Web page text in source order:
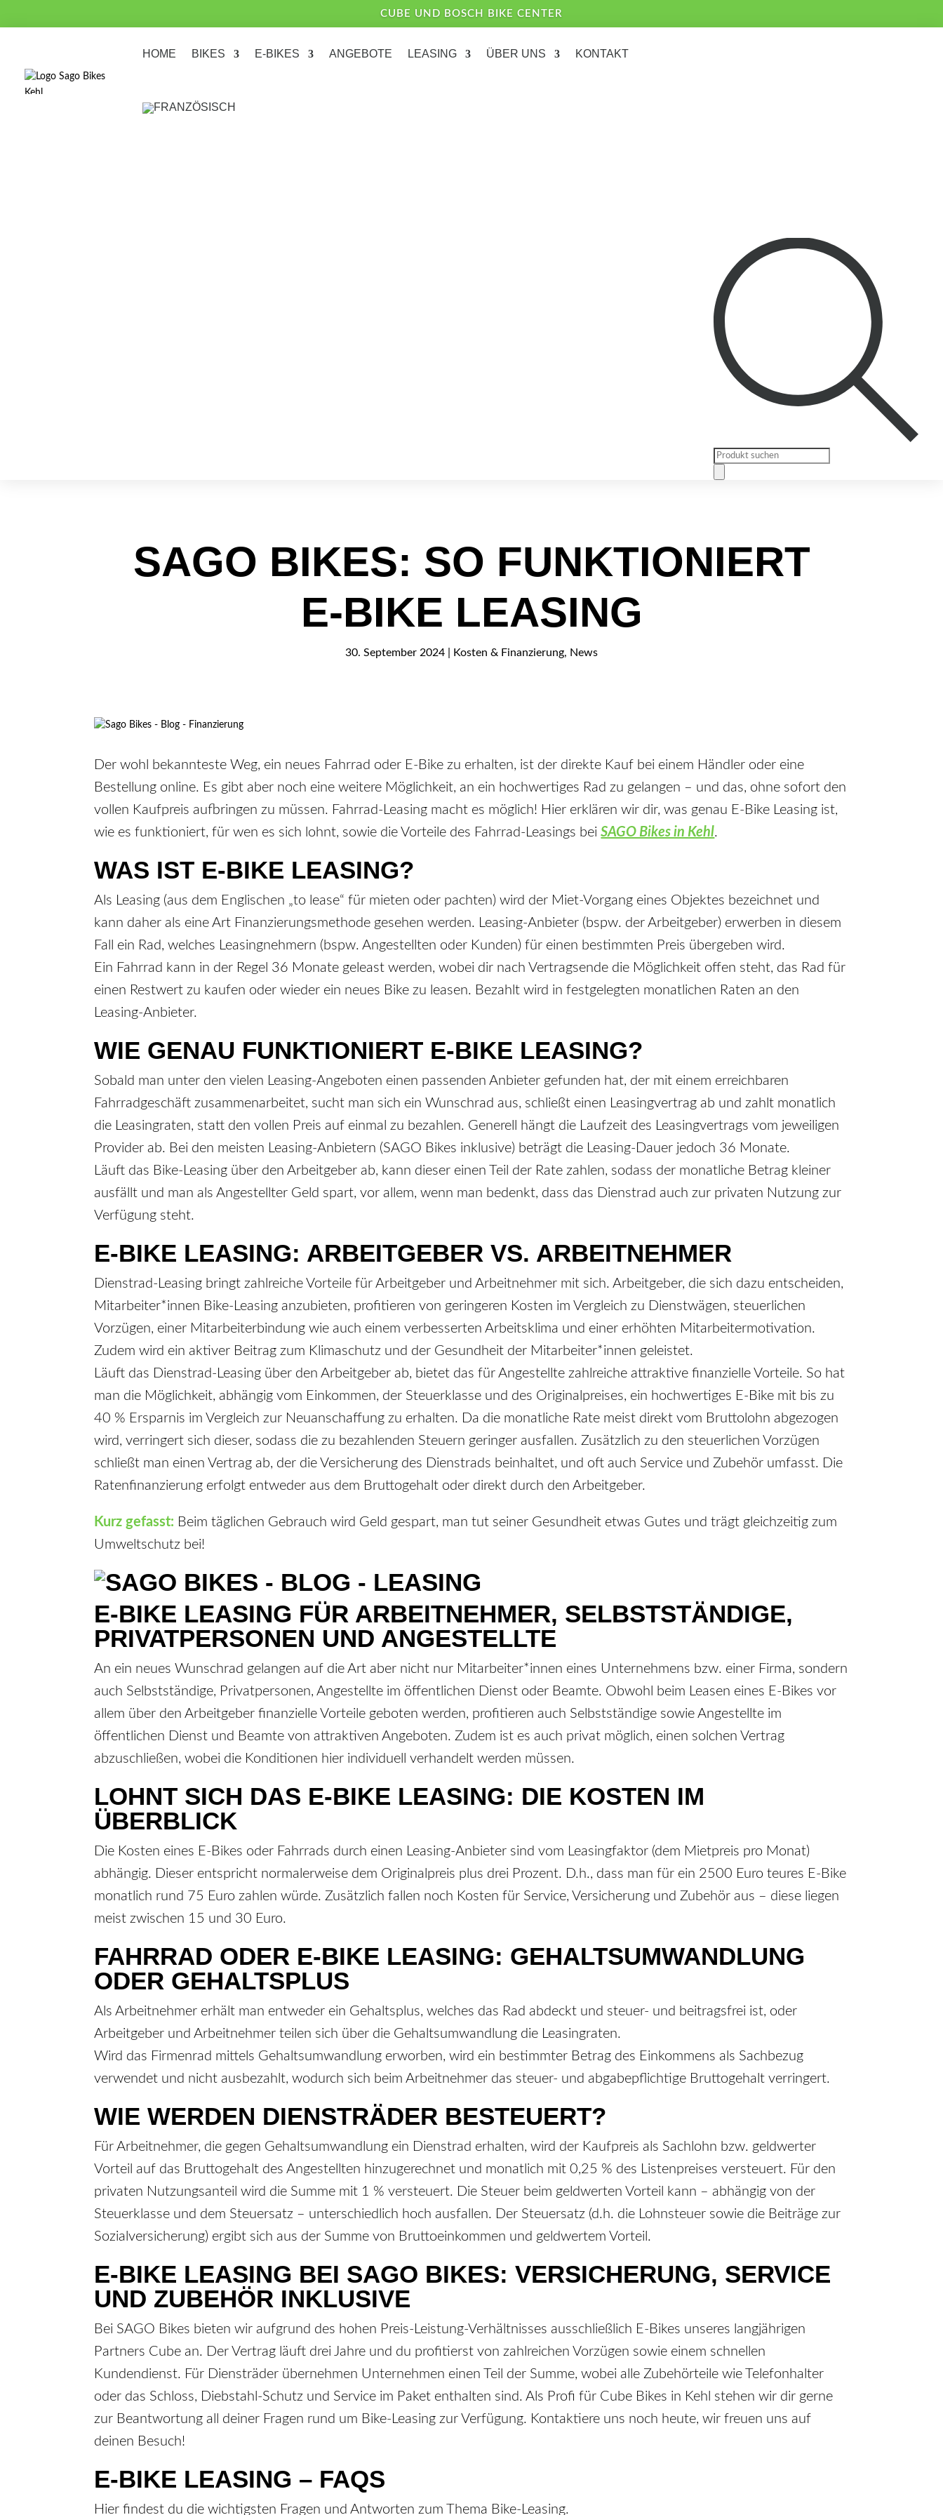
CUBE UND BOSCH BIKE CENTER
HOME BIKES E-BIKES ANGEBOTE LEASING ÜBER UNS KONTAKT
Products
SAGO BIKES: SO FUNKTIONIERT
E-BIKE LEASING
30. September 2024 Kosten & Finanzierung, News
Der wohl bekannteste Weg, ein neues Fahrrad oder E-Bike zu erhalten, ist der direkte Kauf bei einem Händler oder eine
Bestellung online. Es gibt aber noch eine weitere Möglichkeit, an ein hochwertiges Rad zu gelangen – und das, ohne sofort den
vollen Kaufpreis aufbringen zu müssen. Fahrrad-Leasing macht es möglich! Hier erklären wir dir, was genau E-Bike Leasing ist,
wie es funktioniert, für wen es sich lohnt, sowie die Vorteile des Fahrrad-Leasings beiSAGO Bikes in Kehl.
WAS IST E-BIKE LEASING?
Als Leasing (aus dem Englischen „to lease“ für mieten oder pachten) wird der Miet-Vorgang eines Objektes bezeichnet und
kann daher als eine Art Finanzierungsmethode gesehen werden. Leasing-Anbieter (bspw. der Arbeitgeber) erwerben in diesem
Fall ein Rad, welches Leasingnehmern (bspw. Angestellten oder Kunden) für einen bestimmten Preis übergeben wird.
Ein Fahrrad kann in der Regel 36 Monate geleast werden, wobei dir nach Vertragsende die Möglichkeit offen steht, das Rad für
einen Restwert zu kaufen oder wieder ein neues Bike zu leasen. Bezahlt wird in festgelegten monatlichen Raten an den
Leasing-Anbieter.
WIE GENAU FUNKTIONIERT E-BIKE LEASING?
Sobald man unter den vielen Leasing-Angeboten einen passenden Anbieter gefunden hat, der mit einem erreichbaren
Fahrradgeschäft zusammenarbeitet, sucht man sich ein Wunschrad aus, schließt einen Leasingvertrag ab und zahlt monatlich
die Leasingraten, statt den vollen Preis auf einmal zu bezahlen. Generell hängt die Laufzeit des Leasingvertrags vom jeweiligen
Provider ab. Bei den meisten Leasing-Anbietern (SAGO Bikes inklusive) beträgt die Leasing-Dauer jedoch 36 Monate.
Läuft das Bike-Leasing über den Arbeitgeber ab, kann dieser einen Teil der Rate zahlen, sodass der monatliche Betrag kleiner
ausfällt und man als Angestellter Geld spart, vor allem, wenn man bedenkt, dass das Dienstrad auch zur privaten Nutzung zur
Verfügung steht.
E-BIKE LEASING: ARBEITGEBER VS. ARBEITNEHMER
Dienstrad-Leasing bringt zahlreiche Vorteile für Arbeitgeber und Arbeitnehmer mit sich. Arbeitgeber, die sich dazu entscheiden,
Mitarbeiter*innen Bike-Leasing anzubieten, profitieren von geringeren Kosten im Vergleich zu Dienstwägen, steuerlichen
Vorzügen, einer Mitarbeiterbindung wie auch einem verbesserten Arbeitsklima und einer erhöhten Mitarbeitermotivation.
Zudem wird ein aktiver Beitrag zum Klimaschutz und der Gesundheit der Mitarbeiter*innen geleistet.
Läuft das Dienstrad-Leasing über den Arbeitgeber ab, bietet das für Angestellte zahlreiche attraktive finanzielle Vorteile. So hat
man die Möglichkeit, abhängig vom Einkommen, der Steuerklasse und des Originalpreises, ein hochwertiges E-Bike mit bis zu
40 % Ersparnis im Vergleich zur Neuanschaffung zu erhalten. Da die monatliche Rate meist direkt vom Bruttolohn abgezogen
wird, verringert sich dieser, sodass die zu bezahlenden Steuern geringer ausfallen. Zusätzlich zu den steuerlichen Vorzügen
schließt man einen Vertrag ab, der die Versicherung des Dienstrads beinhaltet, und oft auch Service und Zubehör umfasst. Die
Ratenfinanzierung erfolgt entweder aus dem Bruttogehalt oder direkt durch den Arbeitgeber.
Kurz gefasst: Beim täglichen Gebrauch wird Geld gespart, man tut seiner Gesundheit etwas Gutes und trägt gleichzeitig zum
Umweltschutz bei!
E-BIKE LEASING FÜR ARBEITNEHMER, SELBSTSTÄNDIGE,
PRIVATPERSONEN UND ANGESTELLTE
An ein neues Wunschrad gelangen auf die Art aber nicht nur Mitarbeiter*innen eines Unternehmens bzw. einer Firma, sondern
auch Selbstständige, Privatpersonen, Angestellte im öffentlichen Dienst oder Beamte. Obwohl beim Leasen eines E-Bikes vor
allem über den Arbeitgeber finanzielle Vorteile geboten werden, profitieren auch Selbstständige sowie Angestellte im
öffentlichen Dienst und Beamte von attraktiven Angeboten. Zudem ist es auch privat möglich, einen solchen Vertrag
abzuschließen, wobei die Konditionen hier individuell verhandelt werden müssen.
LOHNT SICH DAS E-BIKE LEASING: DIE KOSTEN IM
ÜBERBLICK
Die Kosten eines E-Bikes oder Fahrrads durch einen Leasing-Anbieter sind vom Leasingfaktor (dem Mietpreis pro Monat)
abhängig. Dieser entspricht normalerweise dem Originalpreis plus drei Prozent. D.h., dass man für ein 2500 Euro teures E-Bike
monatlich rund 75 Euro zahlen würde. Zusätzlich fallen noch Kosten für Service, Versicherung und Zubehör aus – diese liegen
meist zwischen 15 und 30 Euro.
FAHRRAD ODER E-BIKE LEASING: GEHALTS­UMWANDLUNG
ODER GEHALTSPLUS
Als Arbeitnehmer erhält man entweder ein Gehaltsplus, welches das Rad abdeckt und steuer- und beitragsfrei ist, oder
Arbeitgeber und Arbeitnehmer teilen sich über die Gehaltsumwandlung die Leasingraten.
Wird das Firmenrad mittels Gehaltsumwandlung erworben, wird ein bestimmter Betrag des Einkommens als Sachbezug
verwendet und nicht ausbezahlt, wodurch sich beim Arbeitnehmer das steuer- und abgabepflichtige Bruttogehalt verringert.
WIE WERDEN DIENSTRÄDER BESTEUERT?
Für Arbeitnehmer, die gegen Gehaltsumwandlung ein Dienstrad erhalten, wird der Kaufpreis als Sachlohn bzw. geldwerter
Vorteil auf das Bruttogehalt des Angestellten hinzugerechnet und monatlich mit 0,25 % des Listenpreises versteuert. Für den
privaten Nutzungsanteil wird die Summe mit 1 % versteuert. Die Steuer beim geldwerten Vorteil kann – abhängig von der
Steuerklasse und dem Steuersatz – unterschiedlich hoch ausfallen. Der Steuersatz (d.h. die Lohnsteuer sowie die Beiträge zur
Sozialversicherung) ergibt sich aus der Summe von Bruttoeinkommen und geldwertem Vorteil.
E-BIKE LEASING BEI SAGO BIKES: VERSICHERUNG, SERVICE
UND ZUBEHÖR INKLUSIVE
Bei SAGO Bikes bieten wir aufgrund des hohen Preis-Leistung-Verhältnisses ausschließlich E-Bikes unseres langjährigen
Partners Cube an. Der Vertrag läuft drei Jahre und du profitierst von zahlreichen Vorzügen sowie einem schnellen
Kundendienst. Für Diensträder übernehmen Unternehmen einen Teil der Summe, wobei alle Zubehörteile wie Telefonhalter
oder das Schloss, Diebstahl-Schutz und Service im Paket enthalten sind. Als Profi für Cube Bikes in Kehl stehen wir dir gerne
zur Beantwortung all deiner Fragen rund um Bike-Leasing zur Verfügung. Kontaktiere uns noch heute, wir freuen uns auf
deinen Besuch!
E-BIKE LEASING – FAQS
Hier findest du die wichtigsten Fragen und Antworten zum Thema Bike-Leasing.